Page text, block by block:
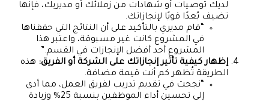
لديك توصيات أو شهادات من زملائك أو مديريك، فإنها
تضيف بُعدًا قويًا لإنجازاتك.
“قام مديري بالتأكيد على أن النتائج التي حققناها
في المشروع كانت غير مسبوقة، واعتبر هذا
المشروع أحد أفضل الإنجازات في القسم.”
إظهار كيفية تأثير إنجازاتك على الشركة أو الفريق: هذه
الطريقة تُظهر كم أنت قيمة مضافة.
“نجحت في تقديم تدريب لفريق العمل، مما أدى
إلى تحسين أداء الموظفين بنسبة 25% وزيادة